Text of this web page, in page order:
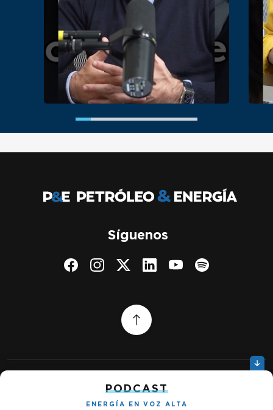
PODCAST
ENERGÍA EN VOZ ALTA
Síguenos
Política de privacidad